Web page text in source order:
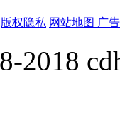
版权隐私 网站地图 广
2018